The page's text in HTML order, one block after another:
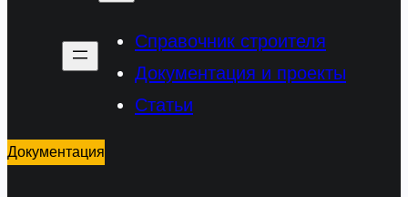
Справочник строителя
Документация и проекты
Статьи
Документация